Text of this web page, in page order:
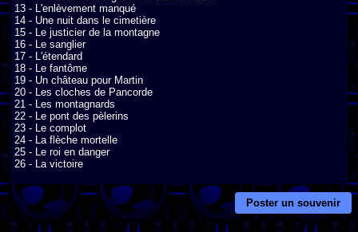
13 - L'enlèvement manqué
14 - Une nuit dans le cimetière
15 - Le justicier de la montagne
16 - Le sanglier
17 - L'étendard
18 - Le fantôme
19 - Un château pour Martin
20 - Les cloches de Pancorde
21 - Les montagnards
22 - Le pont des pèlerins
23 - Le complot
24 - La flèche mortelle
25 - Le roi en danger
26 - La victoire
Poster un souvenir